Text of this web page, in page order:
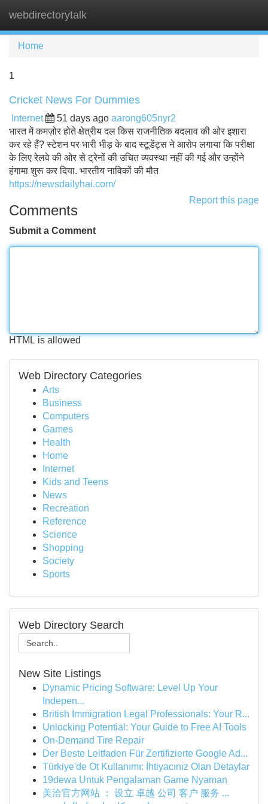
webdirectorytalk
Home
1
Cricket News For Dummies
Internet 51 days ago aarong605nyr2
भारत में कमज़ोर होते क्षेत्रीय दल किस राजनीतिक बदलाव की ओर इशारा
कर रहे हैं? स्टेशन पर भारी भीड़ के बाद स्टूडेंट्स ने आरोप लगाया कि परीक्षा
के लिए रेलवे की ओर से ट्रेनों की उचित व्यवस्था नहीं की गई और उन्होंने
हंगामा शुरू कर दिया. भारतीय नाविकों की मौत
https://newsdailyhai.com/
Report this page
Comments
Submit a Comment
HTML is allowed
Web Directory Categories
Arts
Business
Computers
Games
Health
Home
Internet
Kids and Teens
News
Recreation
Reference
Science
Shopping
Society
Sports
Web Directory Search
New Site Listings
Dynamic Pricing Software: Level Up Your
Indepen...
British Immigration Legal Professionals: Your R...
Unlocking Potential: Your Guide to Free AI Tools
On-Demand Tire Repair
Der Beste Leitfaden Für Zertifizierte Google Ad...
Türkiye'de Ot Kullanımı: İhtiyacınız Olan Detaylar
19dewa Untuk Pengalaman Game Nyaman
美洽官方网站 ： 设立 卓越 公司 客户 服务 ...